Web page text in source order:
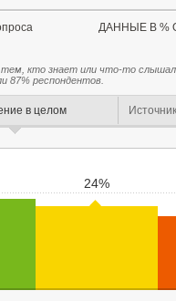
ДАННЫЕ В %
тем, кто знает или что-то слышал
87% респондентов.
в целом
24%